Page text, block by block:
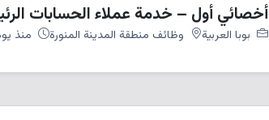
أخصائي أول – خدمة عملاء الحسابات
بوبا العربية وظائف منطقة المدينة المنورة منذ